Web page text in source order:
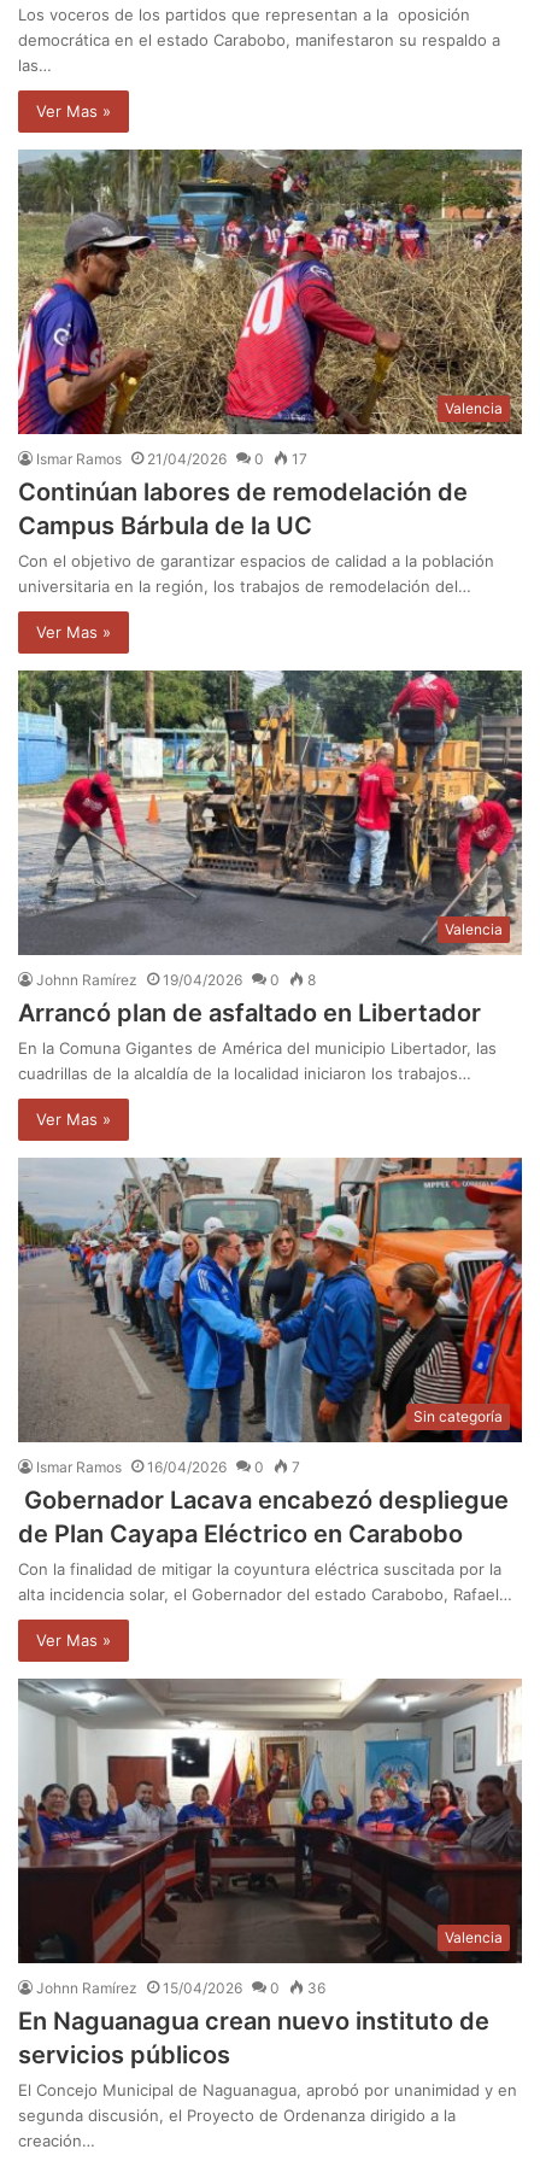
Los voceros de los partidos que representan a la oposición
democrática en el estado Carabobo, manifestaron su respaldo a
las…
Ver Mas »
Valencia
Ismar Ramos 21/04/2026 0 17
Continúan labores de remodelación de
Campus Bárbula de la UC
Con el objetivo de garantizar espacios de calidad a la población
universitaria en la región, los trabajos de remodelación del…
Ver Mas »
Valencia
Johnn Ramírez 19/04/2026 0 8
Arrancó plan de asfaltado en Libertador
En la Comuna Gigantes de América del municipio Libertador, las
cuadrillas de la alcaldía de la localidad iniciaron los trabajos…
Ver Mas »
Sin categoría
Ismar Ramos 16/04/2026 0 7
Gobernador Lacava encabezó despliegue
de Plan Cayapa Eléctrico en Carabobo
Con la finalidad de mitigar la coyuntura eléctrica suscitada por la
alta incidencia solar, el Gobernador del estado Carabobo, Rafael…
Ver Mas »
Valencia
Johnn Ramírez 15/04/2026 0 36
En Naguanagua crean nuevo instituto de
servicios públicos
El Concejo Municipal de Naguanagua, aprobó por unanimidad y en
segunda discusión, el Proyecto de Ordenanza dirigido a la
creación…